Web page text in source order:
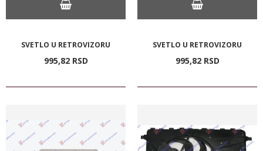
SVETLO U RETROVIZORU
995,82 RSD
SVETLO U RETROVIZORU
995,82 RSD